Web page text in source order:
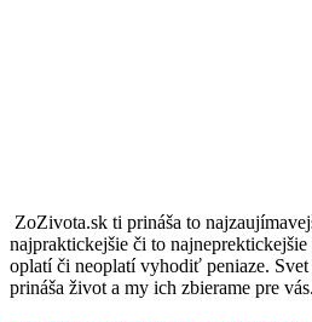
ZoZivota.sk ti prináša to
najpraktickejšie či to najneprektickejšie
oplatí či neoplatí vyhodiť peniaze.
prináša život a my ich zbierame pre vás.